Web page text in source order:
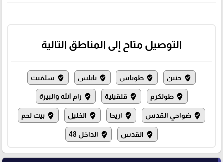
التوصيل متاح إلى المناطق التالية
where_to_vote جنين where_to_vote طوباس where_to_vote نابلس where_to_vote سلفيت
where_to_vote طولكرم where_to_vote قلقيلية where_to_vote رام الله والبيرة
where_to_vote ضواحي القدس where_to_vote اريحا where_to_vote الخليل where_to_vote بيت لحم
where_to_vote القدس where_to_vote الداخل 48